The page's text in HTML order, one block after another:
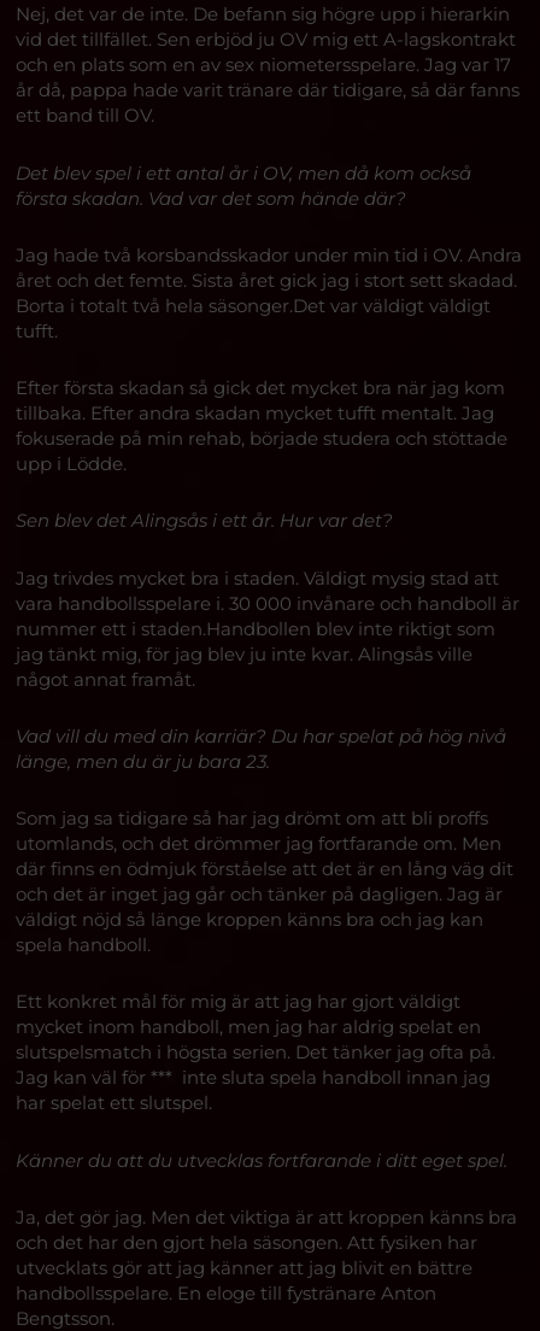
Nej, det var de inte. De befann sig högre upp i hierarkin
vid det tillfället. Sen erbjöd ju OV mig ett A-lagskontrakt
och en plats som en av sex niometersspelare. Jag var 17
år då, pappa hade varit tränare där tidigare, så där fanns
ett band till OV.
Det blev spel i ett antal år i OV, men då kom också
första skadan. Vad var det som hände där?
Jag hade två korsbandsskador under min tid i OV. Andra
året och det femte. Sista året gick jag i stort sett skadad.
Borta i totalt två hela säsonger.Det var väldigt väldigt
tufft.
Efter första skadan så gick det mycket bra när jag kom
tillbaka. Efter andra skadan mycket tufft mentalt. Jag
fokuserade på min rehab, började studera och stöttade
upp i Lödde.
Sen blev det Alingsås i ett år. Hur var det?
Jag trivdes mycket bra i staden. Väldigt mysig stad att
vara handbollsspelare i. 30 000 invånare och handboll är
nummer ett i staden.Handbollen blev inte riktigt som
jag tänkt mig, för jag blev ju inte kvar. Alingsås ville
något annat framåt.
Vad vill du med din karriär? Du har spelat på hög nivå
länge, men du är ju bara 23.
Som jag sa tidigare så har jag drömt om att bli proffs
utomlands, och det drömmer jag fortfarande om. Men
där finns en ödmjuk förståelse att det är en lång väg dit
och det är inget jag går och tänker på dagligen. Jag är
väldigt nöjd så länge kroppen känns bra och jag kan
spela handboll.
Ett konkret mål för mig är att jag har gjort väldigt
mycket inom handboll, men jag har aldrig spelat en
slutspelsmatch i högsta serien. Det tänker jag ofta på.
Jag kan väl för *** inte sluta spela handboll innan jag
har spelat ett slutspel.
Känner du att du utvecklas fortfarande i ditt eget spel.
Ja, det gör jag. Men det viktiga är att kroppen känns bra
och det har den gjort hela säsongen. Att fysiken har
utvecklats gör att jag känner att jag blivit en bättre
handbollsspelare. En eloge till fystränare Anton
Bengtsson.